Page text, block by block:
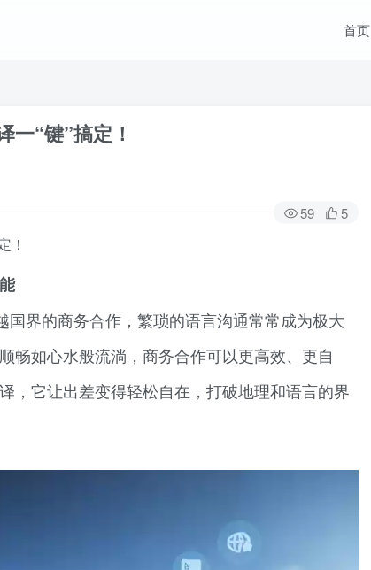
首页
“键”搞定！
59 5
！
界的商务合作，繁琐的语言沟通常常成为极大
畅如心水般流淌，商务合作可以更高效、更自
它让出差变得轻松自在，打破地理和语言的界